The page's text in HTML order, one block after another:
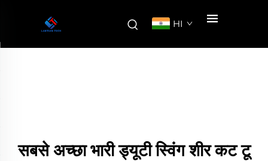
HI
सबसे अच्छा भारी ड्यूटी स्विंग शीर कट टू